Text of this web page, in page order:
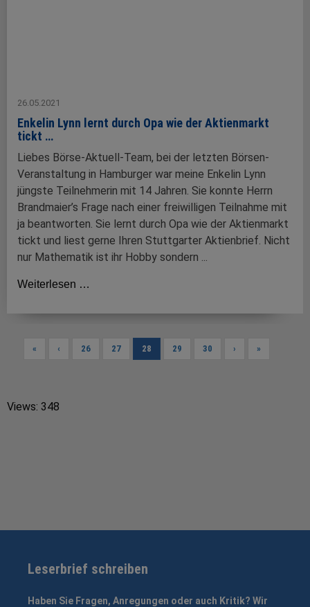
26.05.2021
Enkelin Lynn lernt durch Opa wie der Aktienmarkt
tickt …
Liebes Börse-Aktuell-Team, bei der letzten Börsen-
Veranstaltung in Hamburger war meine Enkelin Lynn
jüngste Teilnehmerin mit 14 Jahren. Sie konnte Herrn
Brandmaier’s Frage nach einer freiwilligen Teilnahme mit
ja beantworten. Sie lernt durch Opa wie der Aktienmarkt
tickt und liest gerne Ihren Stuttgarter Aktienbrief. Nicht
nur Mathematik ist ihr Hobby sondern ...
Weiterlesen …
« ‹ 26 27 28 29 30 › »
Views: 348
Leserbrief schreiben
Haben Sie Fragen, Anregungen oder auch Kritik? Wir